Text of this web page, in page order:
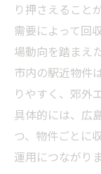
り押さえること
需要によって回
場動向を踏まえ
市内の駅近物件
りやすく、郊外
具体的には、広
つ、物件ごとに
運用につながりま